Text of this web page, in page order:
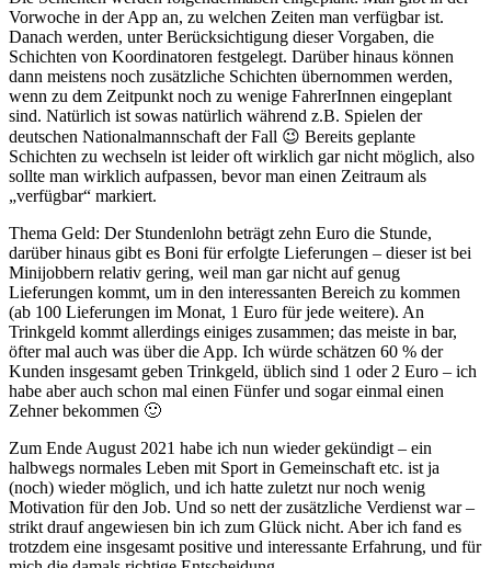
Vorwoche in der App an, zu welchen Zeiten man verfügbar ist.
Danach werden, unter Berücksichtigung dieser Vorgaben, die
Schichten von Koordinatoren festgelegt. Darüber hinaus können
dann meistens noch zusätzliche Schichten übernommen werden,
wenn zu dem Zeitpunkt noch zu wenige FahrerInnen eingeplant
sind. Natürlich ist sowas natürlich während z.B. Spielen der
deutschen Nationalmannschaft der Fall 😉 Bereits geplante
Schichten zu wechseln ist leider oft wirklich gar nicht möglich, also
sollte man wirklich aufpassen, bevor man einen Zeitraum als
„verfügbar“ markiert.
Thema Geld: Der Stundenlohn beträgt zehn Euro die Stunde,
darüber hinaus gibt es Boni für erfolgte Lieferungen – dieser ist bei
Minijobbern relativ gering, weil man gar nicht auf genug
Lieferungen kommt, um in den interessanten Bereich zu kommen
(ab 100 Lieferungen im Monat, 1 Euro für jede weitere). An
Trinkgeld kommt allerdings einiges zusammen; das meiste in bar,
öfter mal auch was über die App. Ich würde schätzen 60 % der
Kunden insgesamt geben Trinkgeld, üblich sind 1 oder 2 Euro – ich
habe aber auch schon mal einen Fünfer und sogar einmal einen
Zehner bekommen 🙂
Zum Ende August 2021 habe ich nun wieder gekündigt – ein
halbwegs normales Leben mit Sport in Gemeinschaft etc. ist ja
(noch) wieder möglich, und ich hatte zuletzt nur noch wenig
Motivation für den Job. Und so nett der zusätzliche Verdienst war –
strikt drauf angewiesen bin ich zum Glück nicht. Aber ich fand es
trotzdem eine insgesamt positive und interessante Erfahrung, und für